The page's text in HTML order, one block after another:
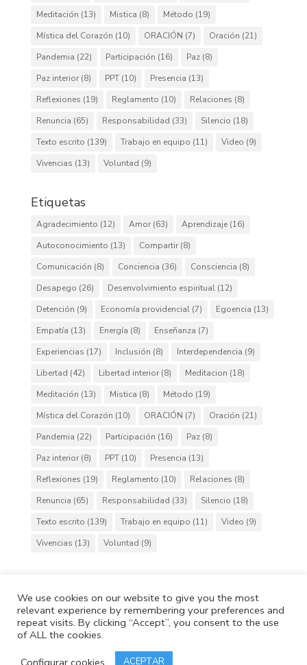
Meditación (13) Mistica (8) Método (19)
Mística del Corazón (10) ORACIÓN (7) Oración (21)
Pandemia (22) Participación (16) Paz(8)
Paz interior(8) PPT(10) Presencia (13)
Reflexiones (19) Reglamento (10) Relaciones (8)
Renuncia (65) Responsabilidad (33) Silencio (18)
Texto escrito (139) Trabajo en equipo (11) Video (9)
Vivencias (13) Voluntad (9)
Etiquetas
Agradecimiento (12) Amor(63) Aprendizaje(16)
Autoconocimiento (13) Compartir(8)
Comunicación (8) Conciencia (36) Consciencia (8)
Desapego (26) Desenvolvimiento espiritual(12)
Detención (9) Economía providencial(7) Egoencia (13)
Empatía (13) Energía (8) Enseñanza (7)
Experiencias (17) Inclusión (8) Interdependencia (9)
Libertad (42) Libertad interior(8) Meditacion (18)
Meditación (13) Mistica (8) Método (19)
Mística del Corazón (10) ORACIÓN (7) Oración (21)
Pandemia (22) Participación (16) Paz(8)
Paz interior(8) PPT(10) Presencia (13)
Reflexiones (19) Reglamento (10) Relaciones (8)
Renuncia (65) Responsabilidad (33) Silencio (18)
Texto escrito (139) Trabajo en equipo (11) Video (9)
Vivencias (13) Voluntad (9)
Cafh.org Cafh App
Contactos
Política de Privacidad
Política de Cookies
reservados
We use cookies on our website to give you the most
relevant experience by remembering your preferences and
repeat visits. By clicking “Accept”, you consent to the use
of ALL the cookies.
Configurar cookies
ACEPTAR